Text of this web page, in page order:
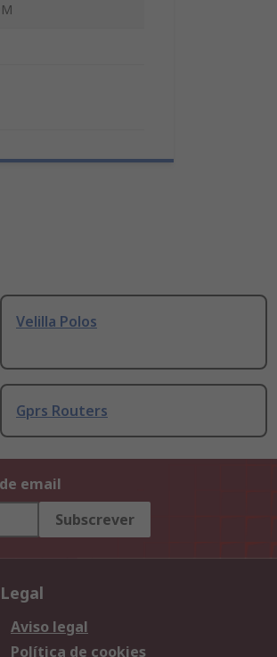
Velilla Polos
Gprs Routers
email
Subscrever
Legal
Aviso legal
Política de cookies